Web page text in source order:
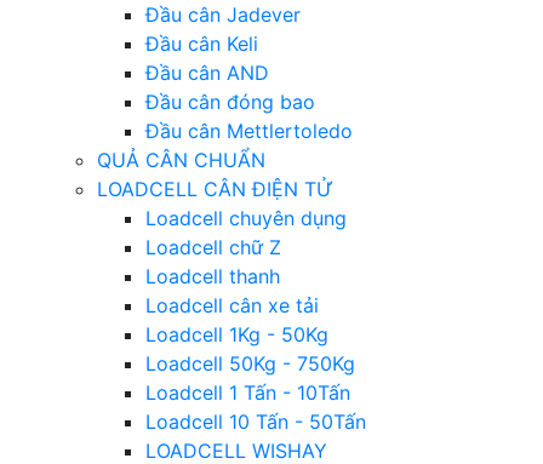
Đầu cân Jadever
Đầu cân Keli
Đầu cân AND
Đầu cân đóng bao
Đầu cân Mettlertoledo
QUẢ CÂN CHUẨN
LOADCELL CÂN ĐIỆN TỬ
Loadcell chuyên dụng
Loadcell chữ Z
Loadcell thanh
Loadcell cân xe tải
Loadcell 1Kg - 50Kg
Loadcell 50Kg - 750Kg
Loadcell 1 Tấn - 10Tấn
Loadcell 10 Tấn - 50Tấn
LOADCELL WISHAY